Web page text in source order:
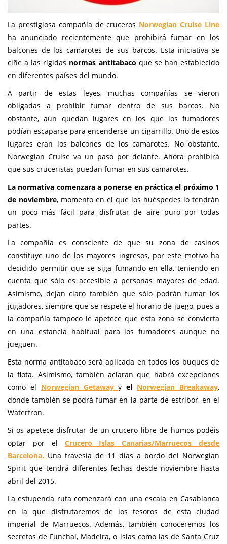
La prestigiosa compañía de cruceros Norwegian Cruise Line
ha anunciado recientemente que prohibirá fumar en los
balcones de los camarotes de sus barcos. Esta iniciativa se
ciñe a las rígidas normas antitabaco que se han establecido
en diferentes países del mundo.
A partir de estas leyes, muchas compañías se vieron
obligadas a prohibir fumar dentro de sus barcos. No
obstante, aún quedan lugares en los que los fumadores
podían escaparse para encenderse un cigarrillo. Uno de estos
lugares eran los balcones de los camarotes. No obstante,
Norwegian Cruise va un paso por delante. Ahora prohibirá
que sus cruceristas puedan fumar en sus camarotes.
La normativa comenzara a ponerse en práctica el próximo 1
de noviembre, momento en el que los huéspedes lo tendrán
un poco más fácil para disfrutar de aire puro por todas
partes.
La compañía es consciente de que su zona de casinos
constituye uno de los mayores ingresos, por este motivo ha
decidido permitir que se siga fumando en ella, teniendo en
cuenta que sólo es accesible a personas mayores de edad.
Asimismo, dejan claro también que sólo podrán fumar los
jugadores, siempre que se respete el horario de juego, pues a
la compañía tampoco le apetece que esta zona se convierta
en una estancia habitual para los fumadores aunque no
jueguen.
Esta norma antitabaco será aplicada en todos los buques de
la flota. Asimismo, también aclaran que habrá excepciones
como el Norwegian Getawayy el Norwegian Breakaway,
donde también se podrá fumar en la parte de estribor, en el
Waterfron.
Si os apetece disfrutar de un crucero libre de humos podéis
optar por el Crucero Islas Canarias/Marruecos desde
Barcelona. Una travesía de 11 días a bordo del Norwegian
Spirit que tendrá diferentes fechas desde noviembre hasta
abril del 2015.
La estupenda ruta comenzará con una escala en Casablanca
en la que disfrutaremos de los tesoros de esta ciudad
imperial de Marruecos. Además, también conoceremos los
secretos de Funchal, Madeira, o islas como las de Santa Cruz